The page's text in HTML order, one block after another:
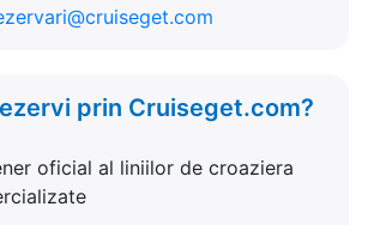
prin Cruiseget.com?
oficial al liniilor de croaziera